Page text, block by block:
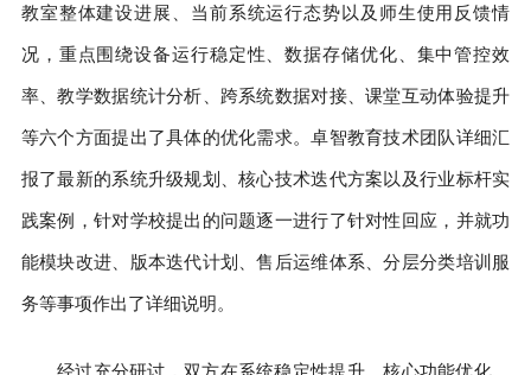
教室整体建设进展、当前系统运行态势以及师生使用反馈情
况，重点围绕设备运行稳定性、数据存储优化、集中管控效
率、教学数据统计分析、跨系统数据对接、课堂互动体验提升
等六个方面提出了具体的优化需求。卓智教育技术团队详细汇
报了最新的系统升级规划、核心技术迭代方案以及行业标杆实
践案例，针对学校提出的问题逐一进行了针对性回应，并就功
能模块改进、版本迭代计划、售后运维体系、分层分类培训服
务等事项作出了详细说明。